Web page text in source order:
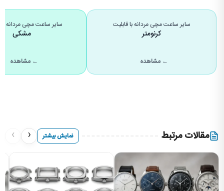
سایر ساعت مچی مردانه با قابلیت
کرنومتر
← مشاهده
سایر ساعت مچی مردانه
مشکی
← مشاهده
مقالات مرتبط نمایش بیشتر ‹
›